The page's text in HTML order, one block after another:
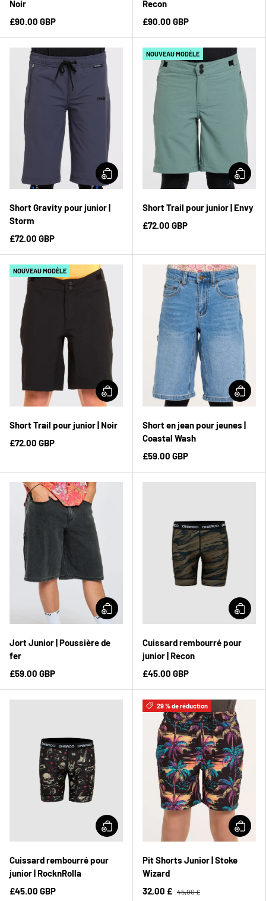
Noir
£90.00 GBP
Recon
£90.00 GBP
Short Gravity pour junior |
Storm
£72.00 GBP
NOUVEAU MODÈLE
Short Trail pour junior | Envy
£72.00 GBP
NOUVEAU MODÈLE
Short Trail pour junior | Noir
£72.00 GBP
Short en jean pour jeunes |
Coastal Wash
£59.00 GBP
Jort Junior | Poussière de
fer
£59.00 GBP
Cuissard rembourré pour
junior | Recon
£45.00 GBP
Cuissard rembourré pour
junior | RocknRolla
£45.00 GBP
29 % de réduction
Pit Shorts Junior | Stoke
Wizard
32,00 £ 45,00 £